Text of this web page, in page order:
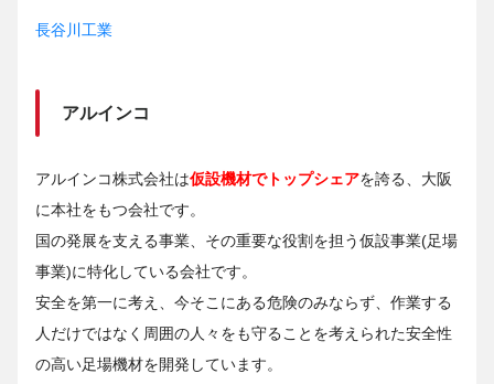
長谷川工業
アルインコ
アルインコ株式会社は仮設機材でトップシェアを誇る、大阪
に本社をもつ会社です。
国の発展を支える事業、その重要な役割を担う仮設事業(足場
事業)に特化している会社です。
安全を第一に考え、今そこにある危険のみならず、作業する
人だけではなく周囲の人々をも守ることを考えられた安全性
の高い足場機材を開発しています。